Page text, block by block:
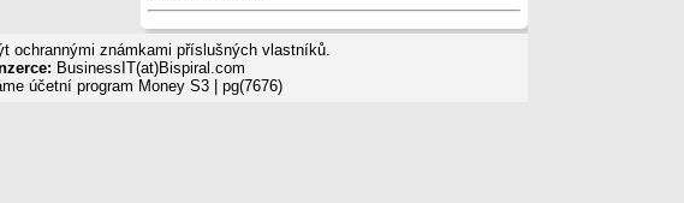
ochrannými známkami příslušných vlastníků.
BusinessIT(at)Bispiral.com
účetní program Money S3| pg(7676)